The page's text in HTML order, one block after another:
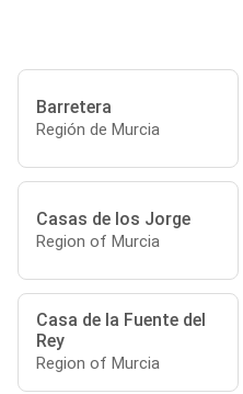
Barretera
Región de Murcia
Casas de los Jorge
Region of Murcia
Casa de la Fuente del
Rey
Region of Murcia